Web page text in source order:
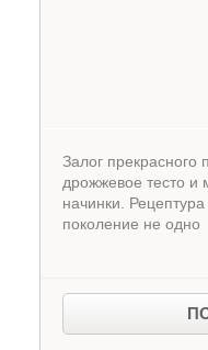
Залог
дрожжевое тесто и
начинки.
поколение не одно